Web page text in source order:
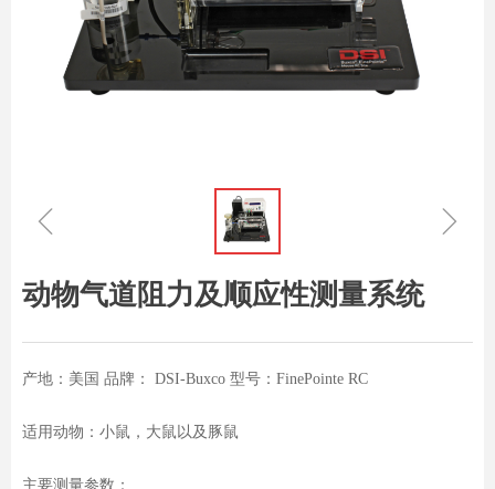
ꁆ ꁇ
动物气道阻力及顺应性测量系统
产地：美国 品牌： DSI-Buxco 型号：FinePointe RC
适用动物：小鼠，大鼠以及豚鼠
主要测量参数：